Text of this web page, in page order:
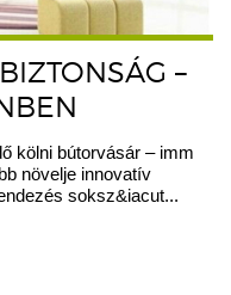
–
kölni bútorvásár – imm
növelje innovatív
soksz&iacut...